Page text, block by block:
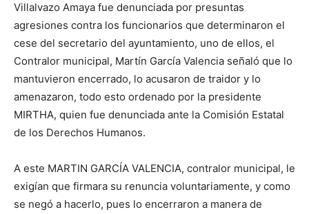
Villalvazo Amaya fue denunciada por presuntas
agresiones contra los funcionarios que determinaron el
cese del secretario del ayuntamiento, uno de ellos, el
Contralor municipal, Martín García Valencia señaló que lo
mantuvieron encerrado, lo acusaron de traidor y lo
amenazaron, todo esto ordenado por la presidente
MIRTHA, quien fue denunciada ante la Comisión Estatal
de los Derechos Humanos.
A este MARTIN GARCÍA VALENCIA, contralor municipal, le
exigían que firmara su renuncia voluntariamente, y como
se negó a hacerlo, pues lo encerraron a manera de